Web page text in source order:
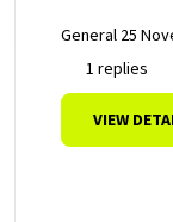
General 25
1 replies
VIEW